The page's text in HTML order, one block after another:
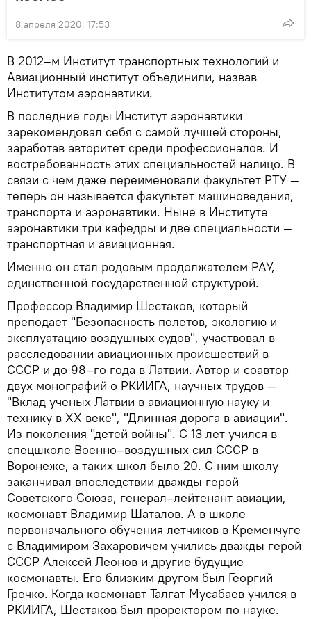
8 апреля 2020, 17:53
В 2012–м Институт транспортных технологий и
Авиационный институт объединили, назвав
Институтом аэронавтики.
В последние годы Институт аэронавтики
зарекомендовал себя с самой лучшей стороны,
заработав авторитет среди профессионалов. И
востребованность этих специальностей налицо. В
связи с чем даже переименовали факультет РТУ —
теперь он называется факультет машиноведения,
транспорта и аэронавтики. Ныне в Институте
аэронавтики три кафедры и две специальности —
транспортная и авиационная.
Именно он стал родовым продолжателем РАУ,
единственной государственной структурой.
Профессор Владимир Шестаков, который
преподает "Безопасность полетов, экологию и
эксплуатацию воздушных судов", участвовал в
расследовании авиационных происшествий в
СССР и до 98–го года в Латвии. Автор и соавтор
двух монографий о РКИИГА, научных трудов —
"Вклад ученых Латвии в авиационную науку и
технику в ХХ веке", "Длинная дорога в авиации".
Из поколения "детей войны". С 13 лет учился в
спецшколе Военно–воздушных сил СССР в
Воронеже, а таких школ было 20. С ним школу
заканчивал впоследствии дважды герой
Советского Союза, генерал–лейтенант авиации,
космонавт Владимир Шаталов. А в школе
первоначального обучения летчиков в Кременчуге
с Владимиром Захаровичем учились дважды герой
СССР Алексей Леонов и другие будущие
космонавты. Его близким другом был Георгий
Гречко. Когда космонавт Талгат Мусабаев учился в
РКИИГА, Шестаков был проректором по науке.